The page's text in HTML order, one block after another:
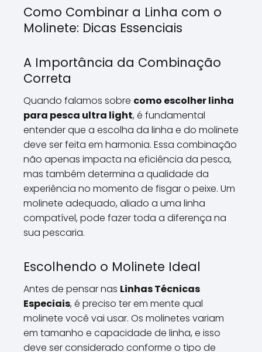
Como Combinar a Linha com o
Molinete: Dicas Essenciais
A Importância da Combinação
Correta
Quando falamos sobre como escolher linha
para pesca ultra light, é fundamental
entender que a escolha da linha e do molinete
deve ser feita em harmonia. Essa combinação
não apenas impacta na eficiência da pesca,
mas também determina a qualidade da
experiência no momento de fisgar o peixe. Um
molinete adequado, aliado a uma linha
compatível, pode fazer toda a diferença na
sua pescaria.
Escolhendo o Molinete Ideal
Antes de pensar nas Linhas Técnicas
Especiais, é preciso ter em mente qual
molinete você vai usar. Os molinetes variam
em tamanho e capacidade de linha, e isso
deve ser considerado conforme o tipo de